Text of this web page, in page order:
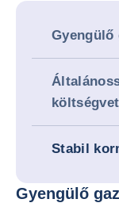
Gyengülő
Stabil
Gyengülő